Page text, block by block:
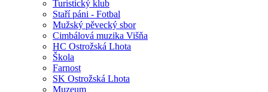
Turistický klub
Staří páni - Fotbal
Mužský pěvecký sbor
Cimbálová muzika Višňa
HC Ostrožská Lhota
Škola
Farnost
SK Ostrožská Lhota
Muzeum